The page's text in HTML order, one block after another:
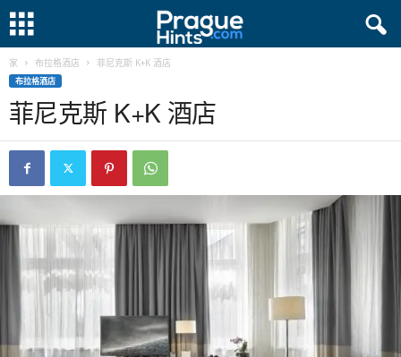
家 布拉格酒店 菲尼克斯 K+K 酒店
布拉格酒店
菲尼克斯 K+K 酒店